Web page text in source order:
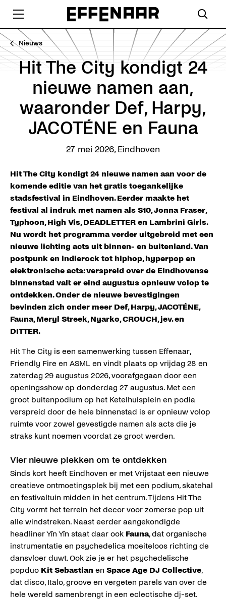
Nieuws
Hit The City kondigt 24
nieuwe namen aan,
waaronder Def, Harpy,
JACOTÉNE en Fauna
27 mei 2026, Eindhoven
Hit The City kondigt 24 nieuwe namen aan voor de
komende editie van het gratis toegankelijke
stadsfestival in Eindhoven. Eerder maakte het
festival al indruk met namen als S10, Jonna Fraser,
Typhoon, High Vis, DEADLETTER en Lambrini Girls.
Nu wordt het programma verder uitgebreid met een
nieuwe lichting acts uit binnen- en buitenland. Van
postpunk en indierock tot hiphop, hyperpop en
elektronische acts: verspreid over de Eindhovense
binnenstad valt er eind augustus opnieuw volop te
ontdekken. Onder de nieuwe bevestigingen
bevinden zich onder meer Def, Harpy, JACOTÉNE,
Fauna, Meryl Streek, Nyarko, CROUCH, jev. en
DITTER.
Hit The City is een samenwerking tussen Effenaar,
Friendly Fire en ASML en vindt plaats op vrijdag 28 en
zaterdag 29 augustus 2026, voorafgegaan door een
openingsshow op donderdag 27 augustus. Met een
groot buitenpodium op het Ketelhuisplein en podia
verspreid door de hele binnenstad is er opnieuw volop
ruimte voor zowel gevestigde namen als acts die je
straks kunt noemen voordat ze groot werden.
Vier nieuwe plekken om te ontdekken
Sinds kort heeft Eindhoven er met Vrijstaat een nieuwe
creatieve ontmoetingsplek bij met een podium, skatehal
en festivaltuin midden in het centrum. Tijdens Hit The
City vormt het terrein het decor voor zomerse pop uit
alle windstreken. Naast eerder aangekondigde
headliner Yīn Yīn staat daar ook Fauna, dat organische
instrumentatie en psychedelica moeiteloos richting de
dansvloer duwt. Ook zie je er het psychedelische
popduo Kit Sebastian en Space Age DJ Collective,
dat disco, Italo, groove en vergeten parels van over de
hele wereld samenbrengt in een eclectische dj-set.